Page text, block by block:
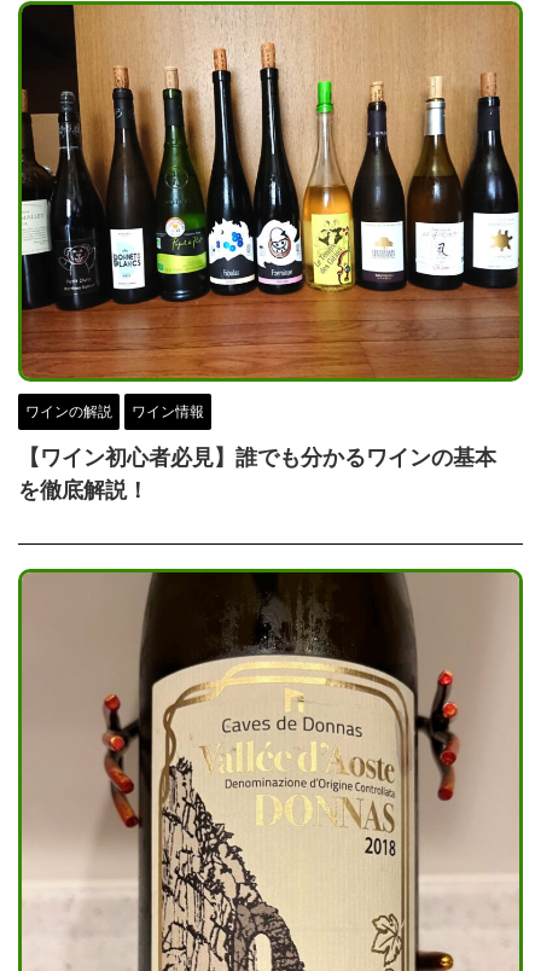
ワインの解説 ワイン情報
【ワイン初心者必見】誰でも分かるワインの基本
を徹底解説！